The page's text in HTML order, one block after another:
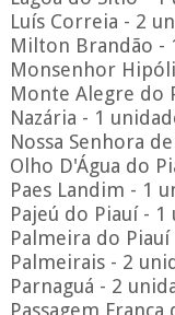
Luís Correia - 2
Milton Brandão -
Monsenhor
Monte Alegre do
Nazária - 1
Nossa Senhora
Olho D'Água do
Paes Landim - 1
Pajeú do Piauí - 1
Palmeira do
Palmeirais - 2
Parnaguá - 2
Passagem